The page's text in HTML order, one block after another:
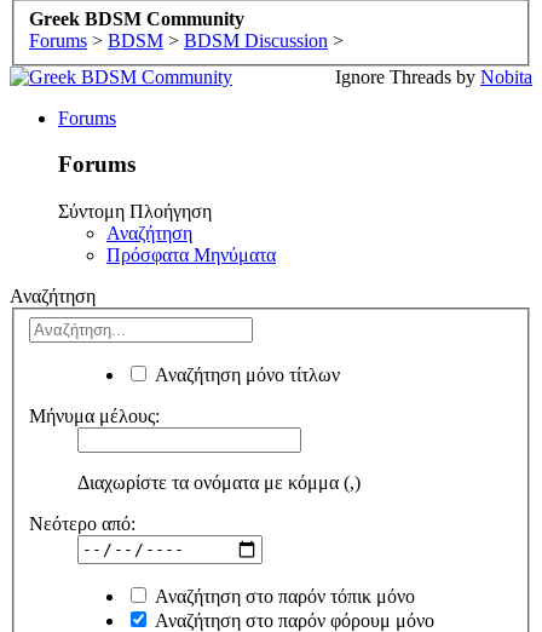
Greek BDSM Community
Forums > BDSM > BDSM Discussion >
Ignore Threads by Nobita
Forums
Forums
Σύντομη Πλοήγηση
Αναζήτηση
Πρόσφατα Μηνύματα
Αναζήτηση
Αναζήτηση μόνο τίτλων
Μήνυμα μέλους:
Διαχωρίστε τα ονόματα με κόμμα (,)
Νεότερο από:
Αναζήτηση στο παρόν τόπικ μόνο
Αναζήτηση στο παρόν φόρουμ μόνο